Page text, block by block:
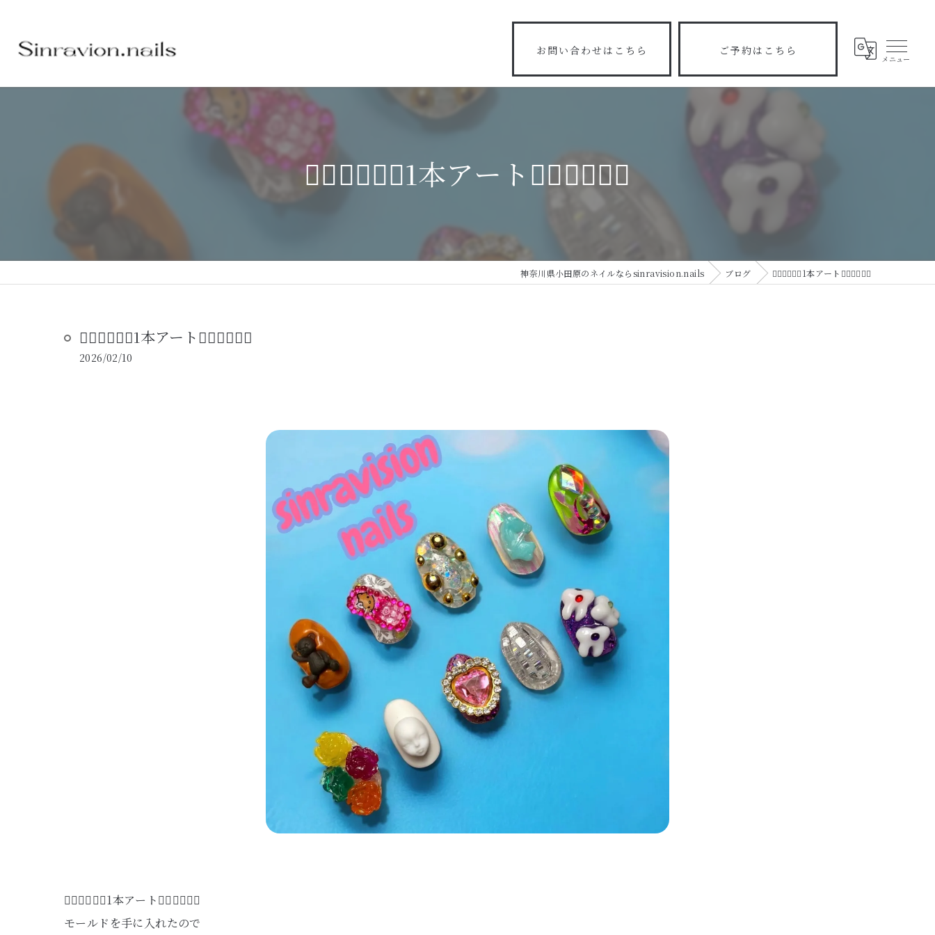
お問い合わせはこちら ご予約はこちら
🧚‍♀️🧚‍♀️🧚‍♀️1本アート🧚‍♀️🧚‍♀️🧚‍♀️
神奈川県小田原のネイルならsinravision.nails ブログ 🧚‍♀️🧚‍♀️🧚‍♀️1本アート🧚‍♀️🧚‍♀️🧚‍♀️
🧚‍♀️🧚‍♀️🧚‍♀️1本アート🧚‍♀️🧚‍♀️🧚‍♀️
2026/02/10
🧚‍♀️🧚‍♀️🧚‍♀️1本アート🧚‍♀️🧚‍♀️🧚‍♀️
モールドを手に入れたので